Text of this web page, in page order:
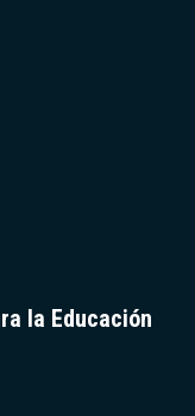
la Educación